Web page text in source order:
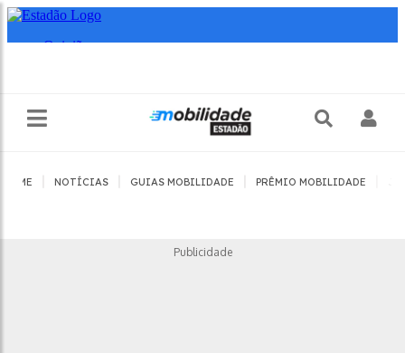
HOME NOTÍCIAS GUIAS MOBILIDADE PRÊMIO MOBILIDADE
Publicidade